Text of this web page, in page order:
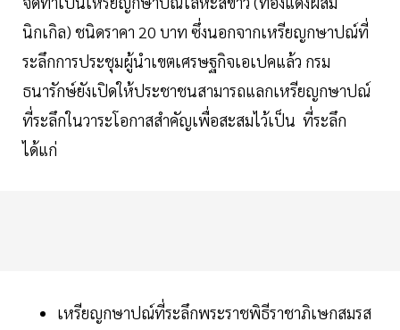
นิกเกิล) ชนิดราคา 20 บาท ซึ่งนอกจากเหรียญกษาปณ์ที่
ระลึกการประชุมผู้นำเขตเศรษฐกิจเอเปคแล้ว กรม
ธนารักษ์ยังเปิดให้ประชาชนสามารถแลกเหรียญกษาปณ์
ที่ระลึกในวาระโอกาสสำคัญเพื่อสะสมไว้เป็น ที่ระลึก
ได้แก่
เหรียญกษาปณ์ที่ระลึกพระราชพิธีราชาภิเษกสมรส